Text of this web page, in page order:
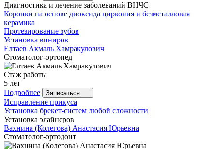
Диагностика и лечение заболеваний ВНЧС
Коронки на основе диоксида циркония и безметалловая
керамика
Протезирование зубов
Установка виниров
Елтаев Акмаль Хамракулович
Стоматолог-ортопед
Стаж работы
5 лет
Подробнее
Записаться
Исправление прикуса
Установка брекет-систем любой сложности
Установка элайнеров
Вахнина (Колегова) Анастасия Юрьевна
Стоматолог-ортодонт